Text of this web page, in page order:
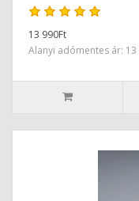
13 990Ft
Alanyi adómentes ár: 13